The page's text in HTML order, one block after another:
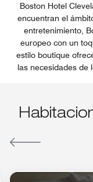
Boston Hotel
encuentran el
entretenimiento,
europeo con un
estilo boutique
las necesidades de